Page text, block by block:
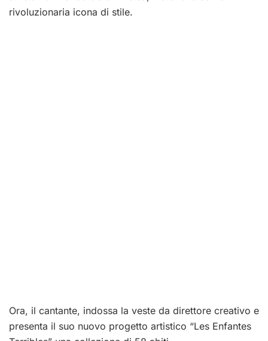
rivoluzionaria icona di stile.
Ora, il cantante, indossa la veste da direttore creativo e
presenta il suo nuovo progetto artistico “Les Enfantes